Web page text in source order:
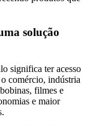
solução
significa ter acesso
comércio, indústria
filmes e
e maior